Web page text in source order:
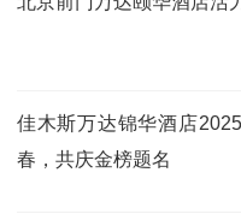
佳木斯万达锦华酒店
春，共庆金榜题名